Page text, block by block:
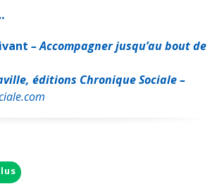
– Accompagner jusqu’au bout de
éditions Chronique Sociale –